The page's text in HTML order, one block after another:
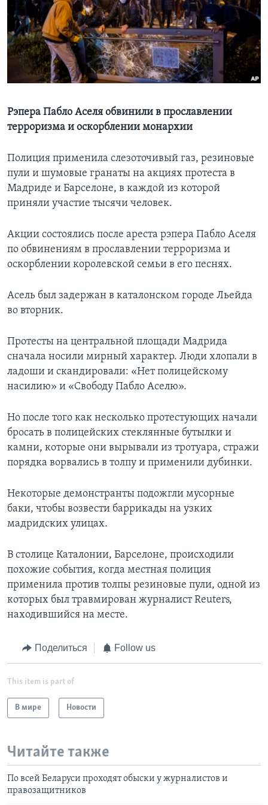
Learning English
СОЦИАЛЬНЫЕ СЕТИ
Языки
Рэпера Пабло Аселя обвинили в прославлении
терроризма и оскорблении монархии
Полиция применила слезоточивый газ, резиновые
пули и шумовые гранаты на акциях протеста в
Мадриде и Барселоне, в каждой из которой
приняли участие тысячи человек.
Акции состоялись после ареста рэпера Пабло Аселя
по обвинениям в прославлении терроризма и
оскорблении королевской семьи в его песнях.
Асель был задержан в каталонском городе Льейда
во вторник.
Протесты на центральной площади Мадрида
сначала носили мирный характер. Люди хлопали в
ладоши и скандировали: «Нет полицейскому
насилию» и «Свободу Пабло Аселю».
Но после того как несколько протестующих начали
бросать в полицейских стеклянные бутылки и
камни, которые они вырывали из тротуара, стражи
порядка ворвались в толпу и применили дубинки.
Некоторые демонстранты подожгли мусорные
баки, чтобы возвести баррикады на узких
мадридских улицах.
В столице Каталонии, Барселоне, происходили
похожие события, когда местная полиция
применила против толпы резиновые пули, одной из
которых был травмирован журналист Reuters,
находившийся на месте.
Поделиться Follow us
This item is part of
В мире Новости
Читайте также
По всей Беларуси проходят обыски у журналистов и
правозащитников